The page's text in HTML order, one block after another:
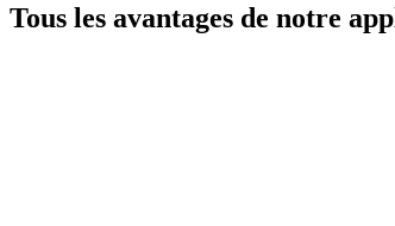
Tous les avantages de notre